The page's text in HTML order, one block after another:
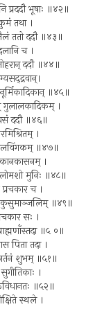
प्रददौ भूषाः ॥४२॥
तथा ।
ततो ददौ ॥४३॥
च ।
ददौ ॥४४॥
॥४५॥
गुलालकादिकम् ।
ददौ ॥४६॥
।
॥४७॥
।
लोमशो मुनिः ॥४८॥
प्रचकार च ।
कुसुमाञ्जलिम् ॥४९॥
सः ।
॥५ ०॥
पिता तदा ।
नर्तनं शुभम् ॥५१॥
सुगीतिकाः ।
॥५२॥
स्थले ।